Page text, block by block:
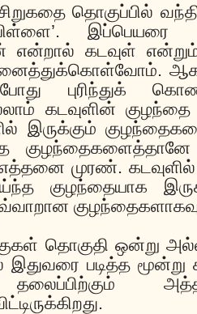
தொகுப்பில்
இப்பெயரை
என்றால் கடவுள்
ஆக
புரிந்துக்
கடவுளின்
இருக்கும்
முரண். கடவுளில்
குழந்தையாக
தொகுதி ஒன்று
இதுவரை படித்த